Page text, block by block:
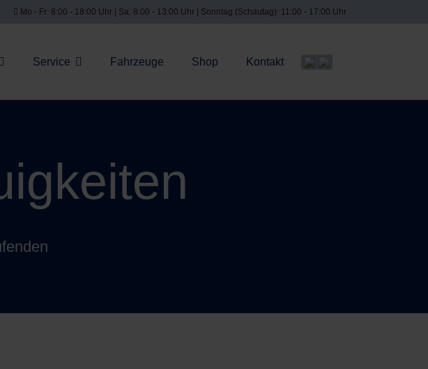
Mo - Fr: 8:00 - 18:00 Uhr | Sa: 8:00 - 13:00 Uhr | Sonntag (Schautag): 11:00 - 17:00 Uhr
Service Fahrzeuge Shop Kontakt Sprache auswählen